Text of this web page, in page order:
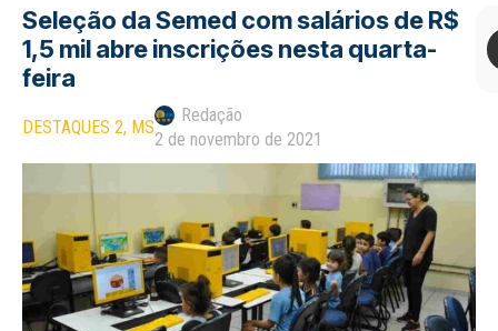
Seleção da Semed com salários de R$
1,5 mil abre inscrições nesta quarta-
feira
DESTAQUES 2 MS
Redação
2 de novembro de 2021